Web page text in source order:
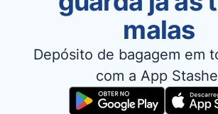
malas
Depósito de bagagem em
com a App